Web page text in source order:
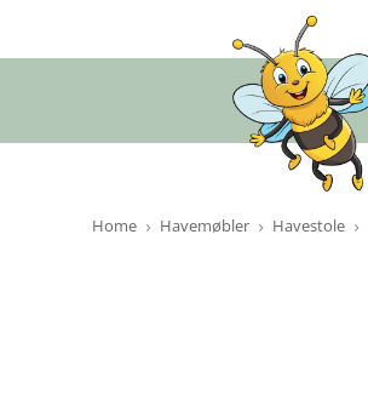
Home Havemøbler Havestole